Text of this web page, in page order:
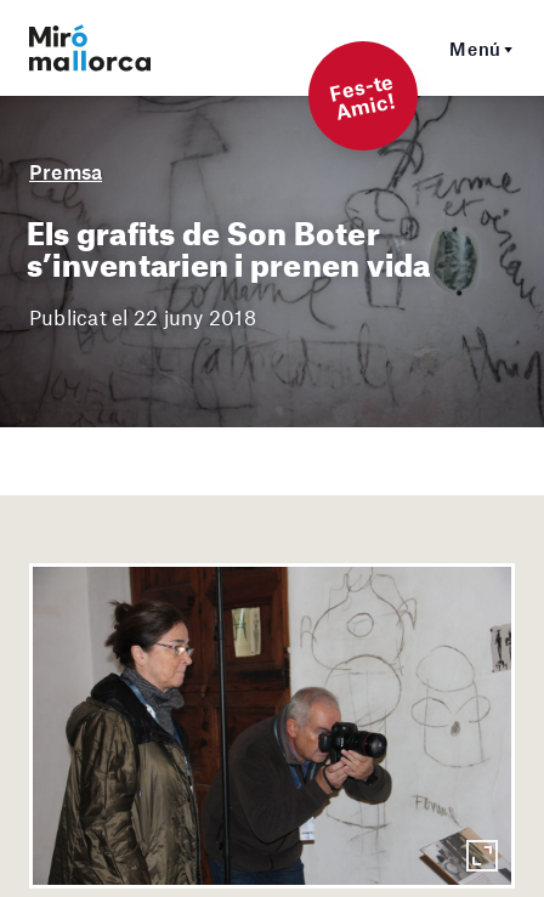
Menú
F
es-t
e
A
mi
c!
Premsa
Els grafits de Son Boter
s’inventarien i prenen vida
Publicat el 22 juny 2018